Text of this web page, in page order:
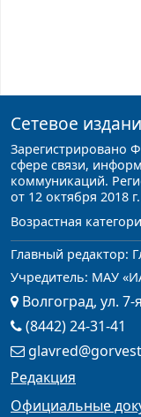
Сетевое
Зарегистрировано
сфере связи,
коммуникаций.
от 12 октября 2018 г.
Возрастная
Главный редактор:
Учредитель: МАУ
Волгоград, ул.
(8442) 24-31-41
Редакция
Официальные